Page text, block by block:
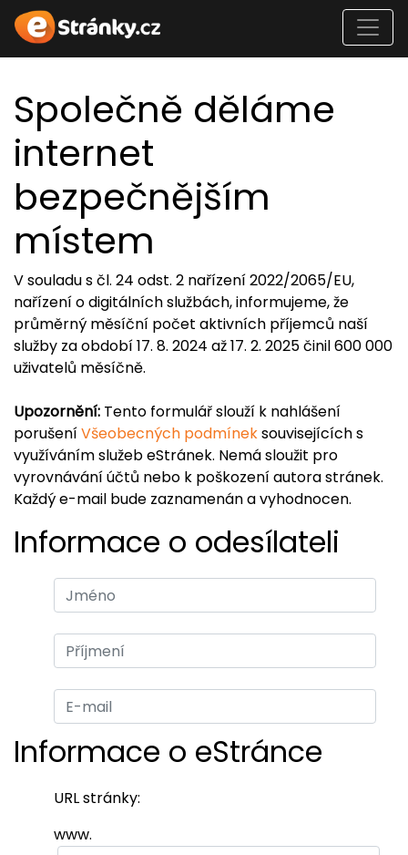
Společně děláme
internet
bezpečnějším
místem
V souladu s čl. 24 odst. 2 nařízení 2022/2065/EU,
nařízení o digitálních službách, informujeme, že
průměrný měsíční počet aktivních příjemců naší
služby za období 17. 8. 2024 až 17. 2. 2025 činil 600 000
uživatelů měsíčně.
Upozornění: Tento formulář slouží k nahlášení
porušeníVšeobecných podmíneksouvisejících s
využíváním služeb eStránek. Nemá sloužit pro
vyrovnávání účtů nebo k poškození autora stránek.
Každý e-mail bude zaznamenán a vyhodnocen.
Informace o odesílateli
Informace o eStránce
URL stránky:
www.